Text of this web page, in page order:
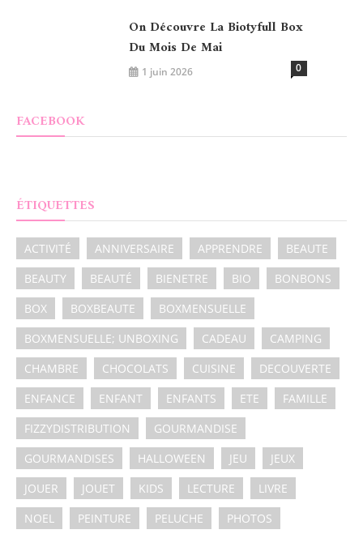
On Découvre La Biotyfull Box
Du Mois De Mai
1 juin 2026 0
FACEBOOK
ÉTIQUETTES
ACTIVITÉ ANNIVERSAIRE APPRENDRE
BEAUTE
BEAUTY
BEAUTÉ BIENETRE BIO
BONBONS
BOX
BOXBEAUTE
BOXMENSUELLE
BOXMENSUELLE; UNBOXING
CADEAU
CAMPING
CHAMBRE
CHOCOLATS CUISINE
DECOUVERTE
ENFANCE
ENFANT ENFANTS ETE
FAMILLE
FIZZYDISTRIBUTION
GOURMANDISE
GOURMANDISES
HALLOWEEN JEU
JEUX
JOUER
JOUET KIDS LECTURE
LIVRE
NOEL
PEINTURE PELUCHE PHOTOS